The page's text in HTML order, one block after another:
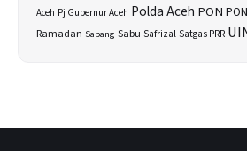
Aceh Pj Gubernur Aceh Polda Aceh PON
Ramadan Sabang Sabu SafrizalSatgas PRR